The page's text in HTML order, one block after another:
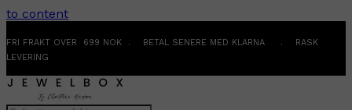
to content
FRI FRAKT OVER 699 NOK . BETAL SENERE MED KLARNA . RASK
LEVERING